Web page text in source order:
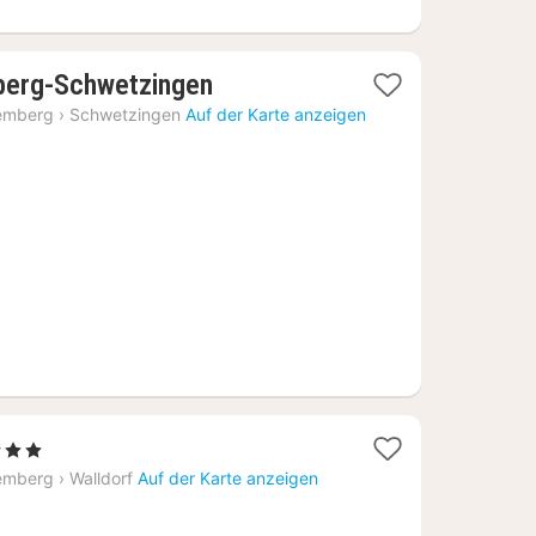
Schwetzingen
Nacht
› Schwetzingen Auf der Karte anzeigen
› Walldorf Auf der Karte anzeigen